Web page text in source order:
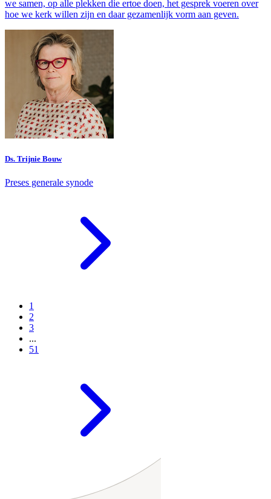
we samen, op alle plekken die ertoe doen, het gesprek voeren over
hoe we kerk willen zijn en daar gezamenlijk vorm aan geven.
Ds. Trijnie Bouw
Preses generale synode
1
2
3
...
51